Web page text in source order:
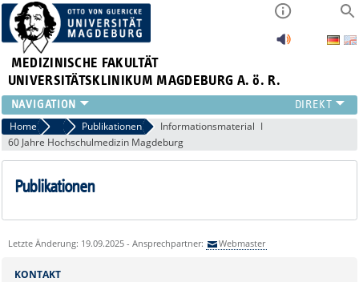
MEDIZINISCHE FAKULTÄT
UNIVERSITÄTSKLINIKUM MAGDEBURG A. ö. R.
INSTITUTE
KLINIKEN
ZENTRALE EINRICHTUNGEN
FORSCHUNG
ÜBER UNS
INTERNATIONAL
Home PressePublikationen
Informationsmaterial
60 Jahre Hochschulmedizin Magdeburg
Publikationen
Letzte Änderung: 19.09.2025 - Ansprechpartner: Webmaster
KONTAKT